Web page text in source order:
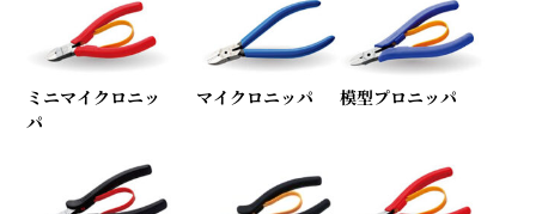
ミニマイクロニッ
パ
マイクロニッパ 模型プロニッパ